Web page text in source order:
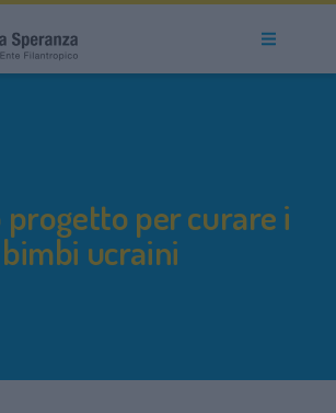
progetto per curare i
bimbi ucraini